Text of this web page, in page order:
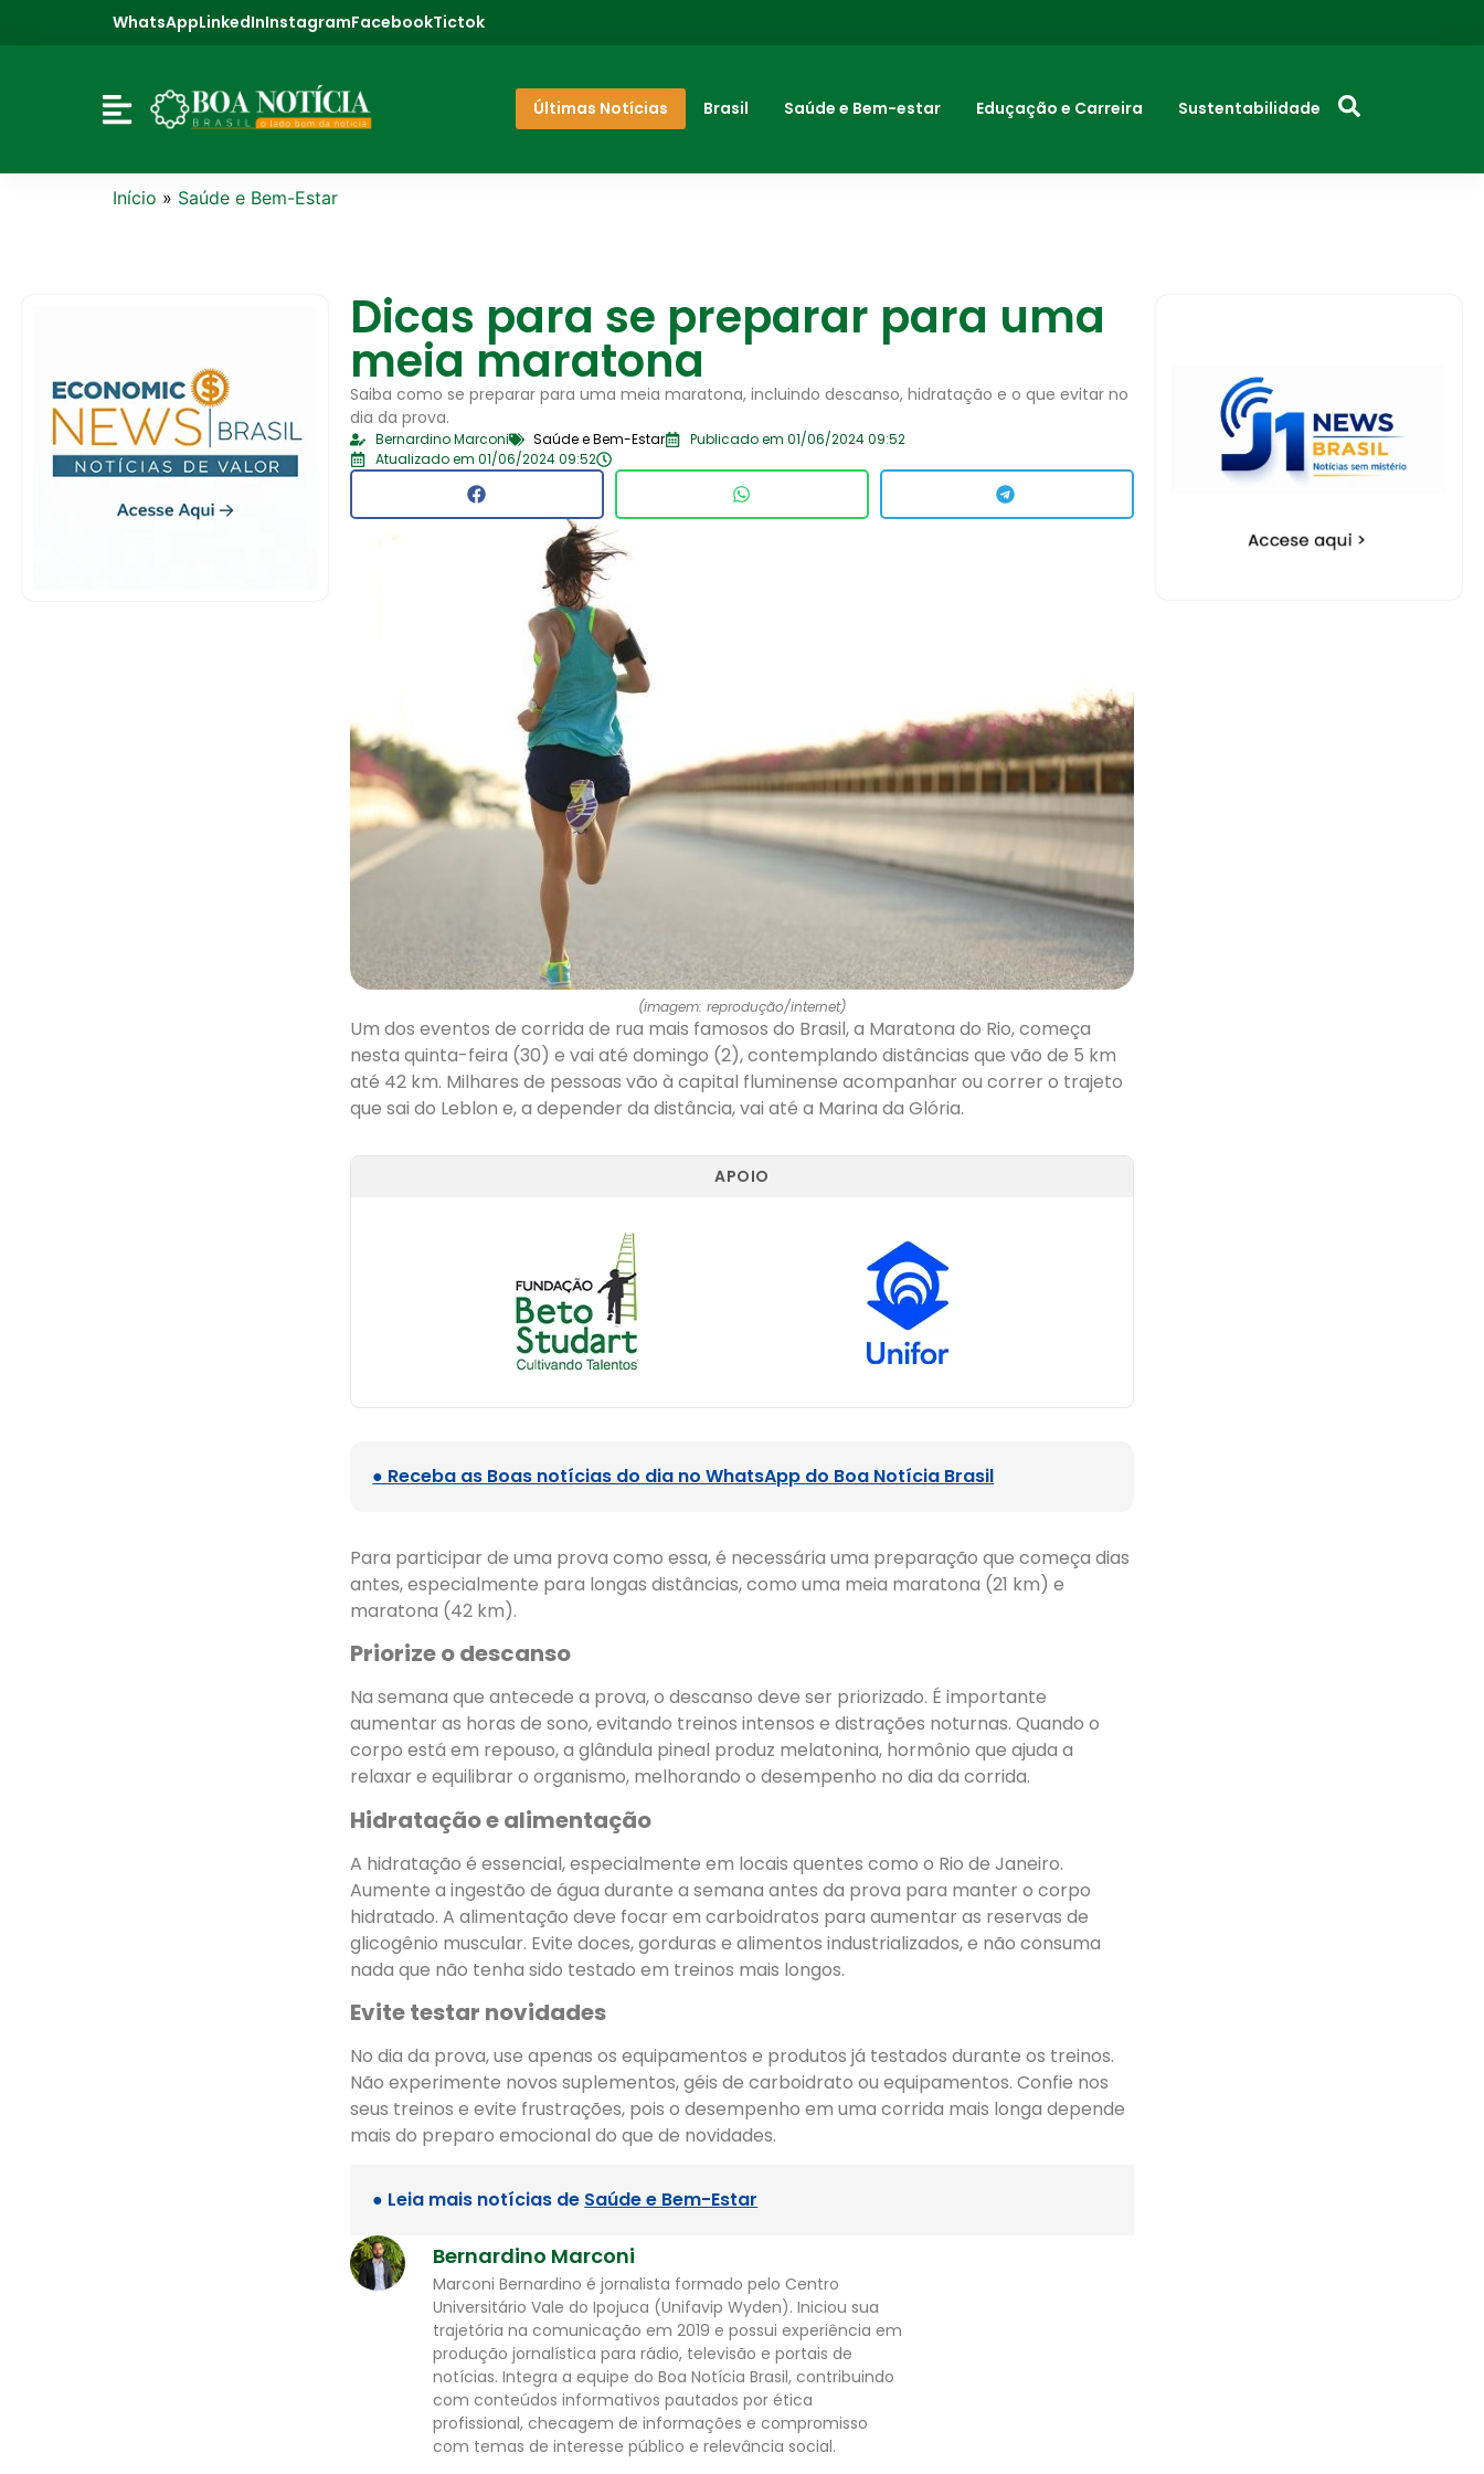
WhatsAppLinkedInInstagramFacebookTictok
Últimas Notícias Brasil Saúde e Bem-estar Eduçação e Carreira Sustentabilidade
Início » Saúde e Bem-Estar
Dicas para se preparar para uma
meia maratona
Saiba como se preparar para uma meia maratona, incluindo descanso, hidratação e o que evitar no
dia da prova.
Bernardino Marconi Saúde e Bem-Estar
Publicado em 01/06/2024 09:52
Atualizado em 01/06/2024 09:52
(imagem: reprodução/internet)
Um dos eventos de corrida de rua mais famosos do Brasil, a Maratona do Rio, começa
nesta quinta-feira (30) e vai até domingo (2), contemplando distâncias que vão de 5 km
até 42 km. Milhares de pessoas vão à capital fluminense acompanhar ou correr o trajeto
que sai do Leblon e, a depender da distância, vai até a Marina da Glória.
APOIO
● Receba as Boas notícias do dia no WhatsApp do Boa Notícia Brasil
Para participar de uma prova como essa, é necessária uma preparação que começa dias
antes, especialmente para longas distâncias, como uma meia maratona (21 km) e
maratona (42 km).
Priorize o descanso
Na semana que antecede a prova, o descanso deve ser priorizado. É importante
aumentar as horas de sono, evitando treinos intensos e distrações noturnas. Quando o
corpo está em repouso, a glândula pineal produz melatonina, hormônio que ajuda a
relaxar e equilibrar o organismo, melhorando o desempenho no dia da corrida.
Hidratação e alimentação
A hidratação é essencial, especialmente em locais quentes como o Rio de Janeiro.
Aumente a ingestão de água durante a semana antes da prova para manter o corpo
hidratado. A alimentação deve focar em carboidratos para aumentar as reservas de
glicogênio muscular. Evite doces, gorduras e alimentos industrializados, e não consuma
nada que não tenha sido testado em treinos mais longos.
Evite testar novidades
No dia da prova, use apenas os equipamentos e produtos já testados durante os treinos.
Não experimente novos suplementos, géis de carboidrato ou equipamentos. Confie nos
seus treinos e evite frustrações, pois o desempenho em uma corrida mais longa depende
mais do preparo emocional do que de novidades.
● Leia mais notícias de Saúde e Bem-Estar
Bernardino Marconi
Marconi Bernardino é jornalista formado pelo Centro
Universitário Vale do Ipojuca (Unifavip Wyden). Iniciou sua
trajetória na comunicação em 2019 e possui experiência em
produção jornalística para rádio, televisão e portais de
notícias. Integra a equipe do Boa Notícia Brasil, contribuindo
com conteúdos informativos pautados por ética
profissional, checagem de informações e compromisso
com temas de interesse público e relevância social.